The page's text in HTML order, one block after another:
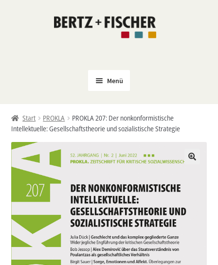
Zur
Zum
Menü
Coming Soon
öffnen
PROKLA
Open Access
öffnen
Film & Kultur
öffnen
Autor*innen
Aktuelles
Verlag
Start PROKLA
PROKLA 207: Der nonkonformistische
Intellektuelle: Gesellschaftstheorie und sozialistische Strategie